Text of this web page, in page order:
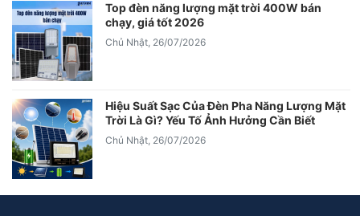
Top đèn năng lượng mặt trời 400W bán
chạy, giá tốt 2026
Chủ Nhật, 26/07/2026
Hiệu Suất Sạc Của Đèn Pha Năng Lượng Mặt
Trời Là Gì? Yếu Tố Ảnh Hưởng Cần Biết
Chủ Nhật, 26/07/2026